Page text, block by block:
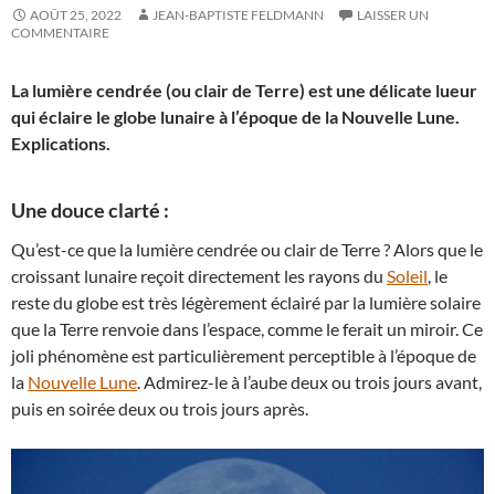
AOÛT 25, 2022 JEAN-BAPTISTE FELDMANN
LAISSER UN
COMMENTAIRE
La lumière cendrée (ou clair de Terre) est une délicate lueur
qui éclaire le globe lunaire à l’époque de la Nouvelle Lune.
Explications.
Une douce clarté :
Qu’est-ce que la lumière cendrée ou clair de Terre ? Alors que le
croissant lunaire reçoit directement les rayons du Soleil , le
reste du globe est très légèrement éclairé par la lumière solaire
que la Terre renvoie dans l’espace, comme le ferait un miroir. Ce
joli phénomène est particulièrement perceptible à l’époque de
la Nouvelle Lune . Admirez-le à l’aube deux ou trois jours avant,
puis en soirée deux ou trois jours après.